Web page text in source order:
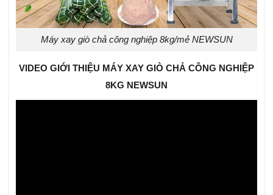
Máy xay giò chả công nghiệp 8kg/mẻ NEWSUN
VIDEO GIỚI THIỆU MÁY XAY GIÒ CHẢ CÔNG NGHIỆP
8KG NEWSUN